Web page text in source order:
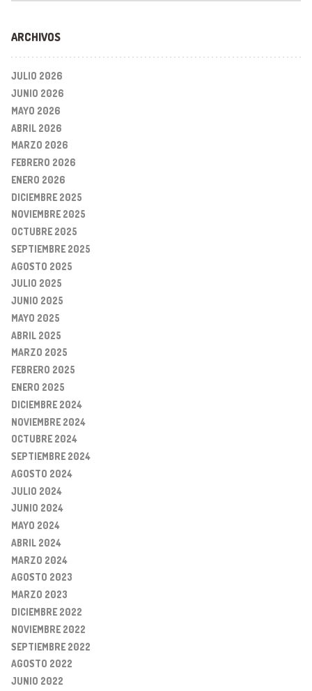
ARCHIVOS
JULIO 2026
JUNIO 2026
MAYO 2026
ABRIL 2026
MARZO 2026
FEBRERO 2026
ENERO 2026
DICIEMBRE 2025
NOVIEMBRE 2025
OCTUBRE 2025
SEPTIEMBRE 2025
AGOSTO 2025
JULIO 2025
JUNIO 2025
MAYO 2025
ABRIL 2025
MARZO 2025
FEBRERO 2025
ENERO 2025
DICIEMBRE 2024
NOVIEMBRE 2024
OCTUBRE 2024
SEPTIEMBRE 2024
AGOSTO 2024
JULIO 2024
JUNIO 2024
MAYO 2024
ABRIL 2024
MARZO 2024
AGOSTO 2023
MARZO 2023
DICIEMBRE 2022
NOVIEMBRE 2022
SEPTIEMBRE 2022
AGOSTO 2022
JUNIO 2022